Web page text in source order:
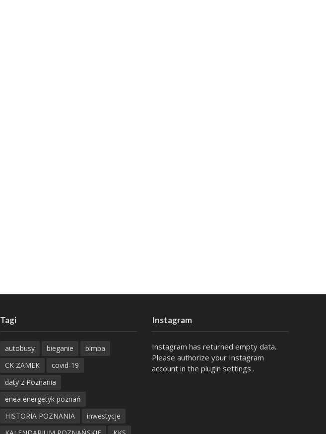
Tagi
autobusy bieganie
bimba
CK ZAMEK
covid-19
daty z Poznania
enea energetyk poznań
HISTORIA POZNANIA
inwestycje
Instagram
Instagram has returned empty data.
Please authorize your Instagram
account in the plugin settings .